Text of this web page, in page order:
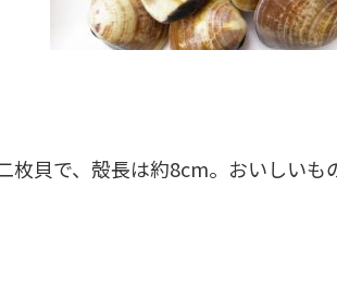
枚貝で、殻長は約8cm。おいしい